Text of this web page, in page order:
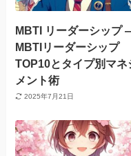
MBTI リーダーシップ
MBTIリーダーシップ
TOP10とタイプ別マネ
メント術
2025年7月21日